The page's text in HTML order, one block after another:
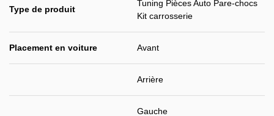
Type de produit
Tuning Pièces Auto Pare-chocs
Kit carrosserie
Placement en voiture Avant
Arrière
Gauche